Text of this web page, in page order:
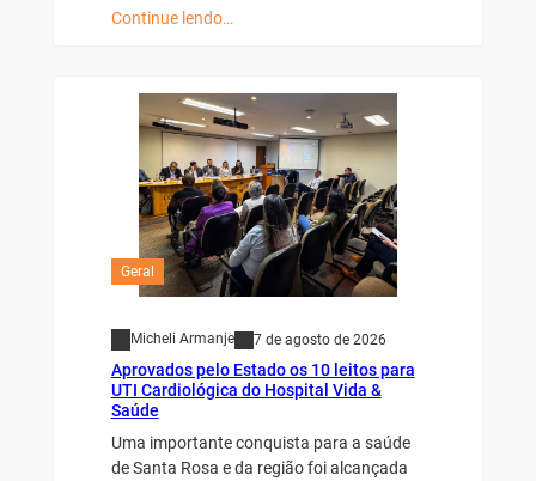
Continue lendo…
Geral
Micheli Armanje 7 de agosto de 2026
Aprovados pelo Estado os 10 leitos para
UTI Cardiológica do Hospital Vida &
Saúde
Uma importante conquista para a saúde
de Santa Rosa e da região foi alcançada